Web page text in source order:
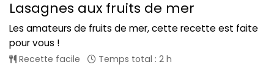
Lasagnes aux fruits de mer
Les amateurs de fruits de mer, cette recette est faite
pour vous !
Recette facile Temps total : 2 h